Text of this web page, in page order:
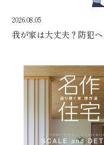
2026.08.05
我が家は大丈夫？防犯